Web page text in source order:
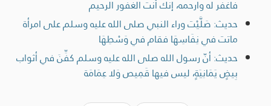
فاغفر له وارحمه، إنك أنت الغفور الرحيم
حديث: صَلَّيْت وراء النبي صلى الله عليه وسلم على امرأة
ماتت في نِفَاسِهَا فقام في وَسْطِهَا
حديث: أنّ رسول الله صلى الله عليه وسلم كفِّنَ في أثواب
بِيضٍ يَمَانِيَةٍ، ليس فيها قَمِيص وَلا عِمَامَة